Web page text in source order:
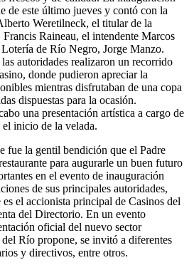
de este último jueves y contó con la
Weretilneck, el titular de la
Francis Raineau, el intendente Marcos
de Río Negro, Jorge Manzo.
autoridades realizaron un recorrido
donde pudieron apreciar la
mientras disfrutaban de una copa
dispuestas para la ocasión.
una presentación artística a cargo de
inicio de la velada.
fue la gentil bendición que el Padre
para augurarle un buen futuro
en el evento de inauguración
de sus principales autoridades,
el accionista principal de Casinos del
del Directorio. En un evento
oficial del nuevo sector
Río propone, se invitó a diferentes
y directivos, entre otros.